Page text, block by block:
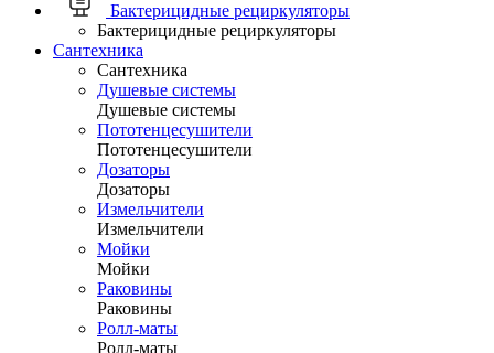
Бактерицидные рециркуляторы
Бактерицидные рециркуляторы
Сантехника
Сантехника
Душевые системы
Душевые системы
Пототенцесушители
Пототенцесушители
Дозаторы
Дозаторы
Измельчители
Измельчители
Мойки
Мойки
Раковины
Раковины
Ролл-маты
Ролл-маты